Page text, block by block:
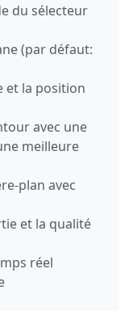
du sélecteur
(par défaut:
et la position
avec une
meilleure
plan avec
et la qualité
réel